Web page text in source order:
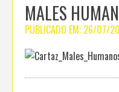
MALES
PUBLICADO EM: 26/07/